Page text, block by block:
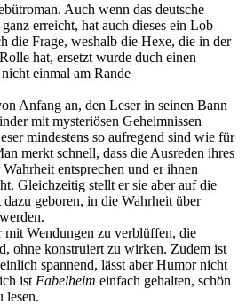
Auch wenn das deutsche
erreicht, hat auch dieses ein Lob
die Frage, weshalb die Hexe, die in der
hat, ersetzt wurde duch einen
einmal am Rande
Anfang an, den Leser in seinen Bann
mit mysteriösen Geheimnissen
mindestens so aufregend sind wie für
merkt schnell, dass die Ausreden ihres
entsprechen und er ihnen
Gleichzeitig stellt er sie aber auf die
geboren, in die Wahrheit über
Wendungen zu verblüffen, die
ohne konstruiert zu wirken. Zudem ist
spannend, lässt aber Humor nicht
ist Fabelheim einfach gehalten, schön
lesen.